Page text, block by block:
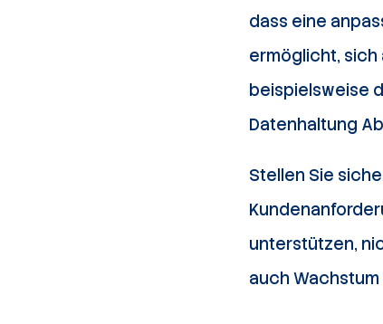
dass eine
ermöglicht, sich
beispielsweise
Datenhaltung
Stellen Sie
unterstützen,
auch